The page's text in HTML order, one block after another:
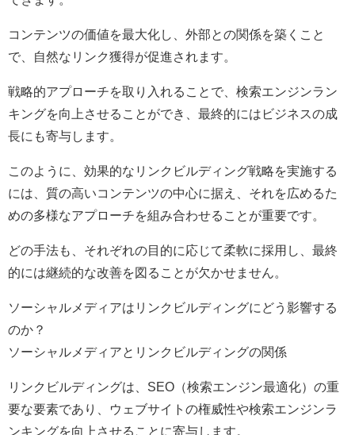
コンテンツの価値を最大化し、外部との関係を築くこと
で、自然なリンク獲得が促進されます。
戦略的アプローチを取り入れることで、検索エンジンラン
キングを向上させることができ、最終的にはビジネスの成
長にも寄与します。
このように、効果的なリンクビルディング戦略を実施する
には、質の高いコンテンツの中心に据え、それを広めるた
めの多様なアプローチを組み合わせることが重要です。
どの手法も、それぞれの目的に応じて柔軟に採用し、最終
的には継続的な改善を図ることが欠かせません。
ソーシャルメディアはリンクビルディングにどう影響する
のか？
ソーシャルメディアとリンクビルディングの関係
リンクビルディングは、SEO（検索エンジン最適化）の重
要な要素であり、ウェブサイトの権威性や検索エンジンラ
ンキングを向上させることに寄与します。